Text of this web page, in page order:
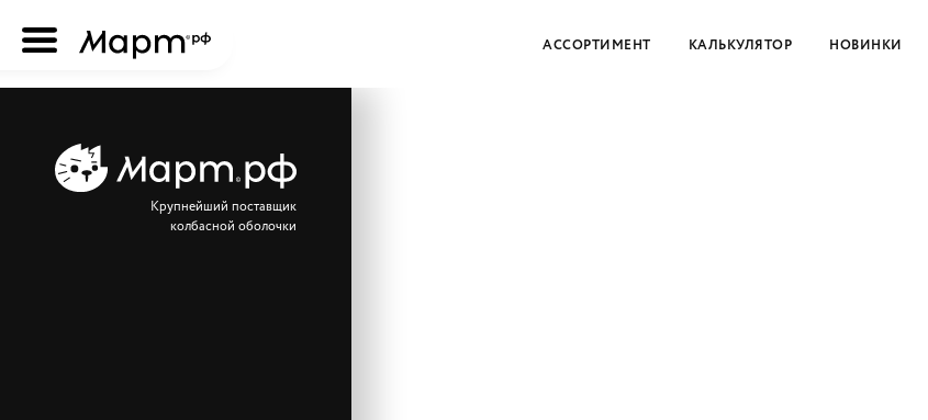
АССОРТИМЕНТ КАЛЬКУЛЯТОР НОВИНКИ
Крупнейший поставщик
колбасной оболочки